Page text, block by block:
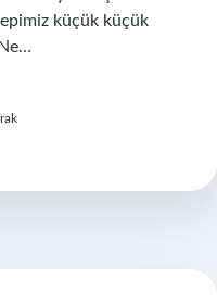
küçük küçük